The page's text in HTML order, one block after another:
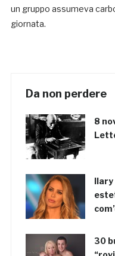
un gruppo assumeva
giornata.
Da non perdere
8
30